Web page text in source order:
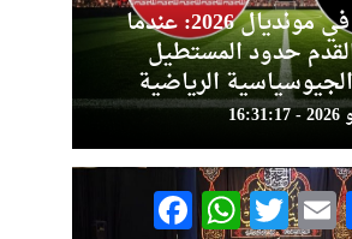
مصر وإيران في مونديال 2026: عندما
حدود المستطيل
الرياضية
FacebookWhatsAppTwitter Email